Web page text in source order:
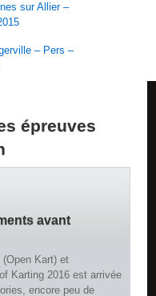
sur Allier –
– Pers –
épreuves
avant
(Open Kart) et
Karting 2016 est arrivée
encore peu de